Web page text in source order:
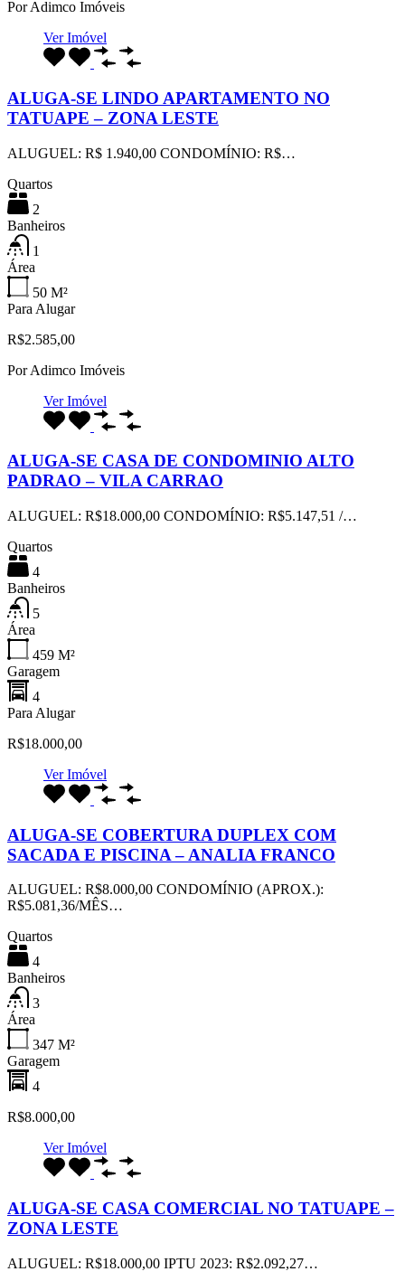
PorAdimco Imóveis
Ver Imóvel
ALUGA-SE LINDO APARTAMENTO NO
TATUAPE – ZONA LESTE
ALUGUEL: R$ 1.940,00 CONDOMÍNIO: R$…
Quartos
2
Banheiros
1
Área
50 M²
Para Alugar
R$2.585,00
PorAdimco Imóveis
Ver Imóvel
ALUGA-SE CASA DE CONDOMINIO ALTO
PADRAO – VILA CARRAO
ALUGUEL: R$18.000,00 CONDOMÍNIO: R$5.147,51 /…
Quartos
4
Banheiros
5
Área
459 M²
Garagem
4
Para Alugar
R$18.000,00
Ver Imóvel
ALUGA-SE COBERTURA DUPLEX COM
SACADA E PISCINA – ANALIA FRANCO
ALUGUEL: R$8.000,00 CONDOMÍNIO (APROX.):
R$5.081,36/MÊS…
Quartos
4
Banheiros
3
Área
347 M²
Garagem
4
R$8.000,00
Ver Imóvel
ALUGA-SE CASA COMERCIAL NO TATUAPE –
ZONA LESTE
ALUGUEL: R$18.000,00 IPTU 2023: R$2.092,27…